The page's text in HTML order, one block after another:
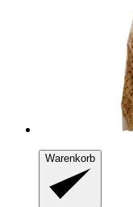
Warenkorb